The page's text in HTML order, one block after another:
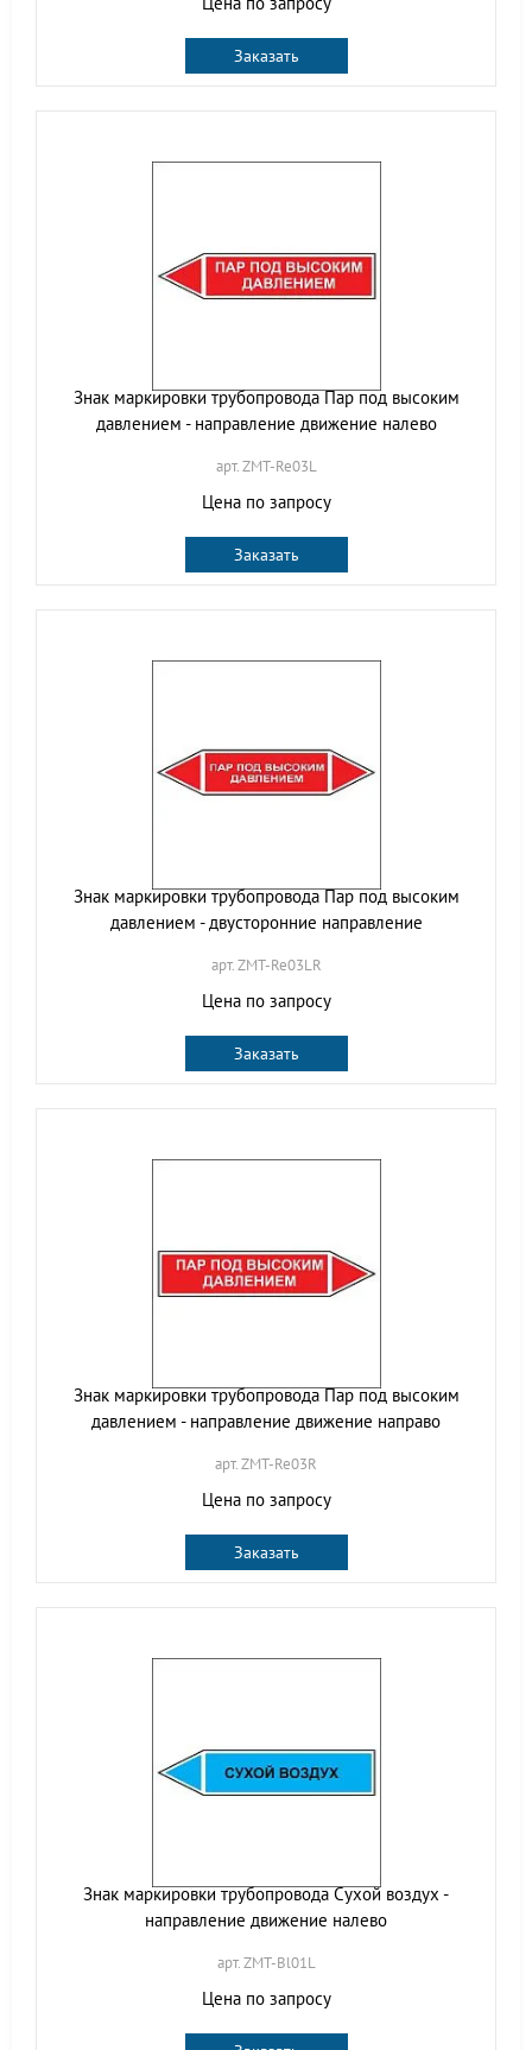
Заказать
Знак маркировки трубопровода Пар под высоким
давлением - направление движение налево
арт. ZMT-Re03L
Цена по запросу
Заказать
Знак маркировки трубопровода Пар под высоким
давлением - двусторонние направление
арт. ZMT-Re03LR
Цена по запросу
Заказать
Знак маркировки трубопровода Пар под высоким
давлением - направление движение направо
арт. ZMT-Re03R
Цена по запросу
Заказать
Знак маркировки трубопровода Сухой воздух -
направление движение налево
арт. ZMT-Bl01L
Цена по запросу